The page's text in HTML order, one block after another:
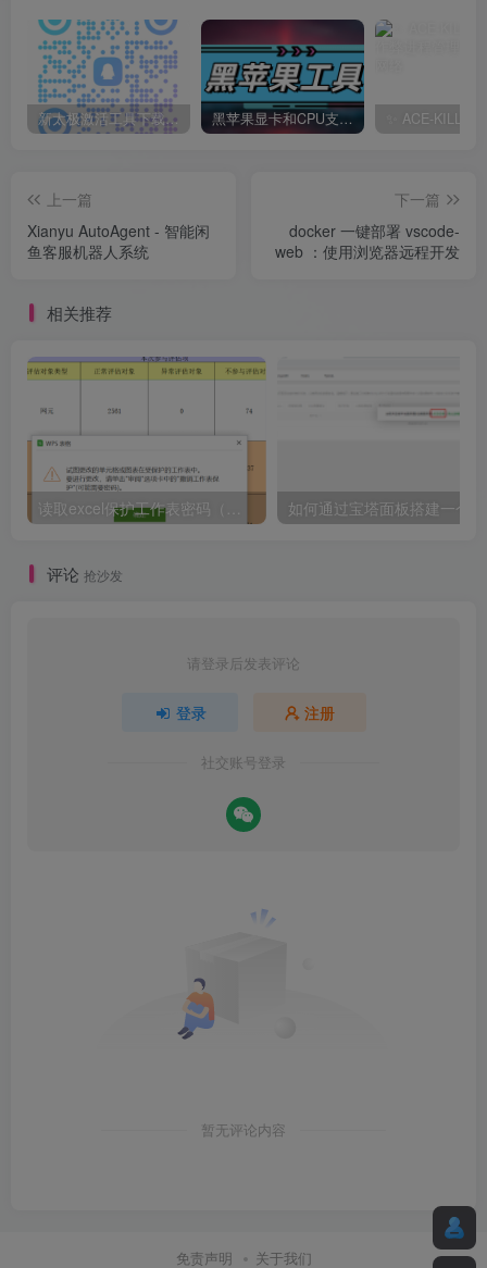
新太极激活工具下载/教程/充值/开户(QQ交流群号749113977) 黑苹果显卡和CPU支持情况以及购买硬件防踩坑指南
上一篇
Xianyu AutoAgent - 智能闲
鱼客服机器人系统
下一篇
docker 一键部署 vscode-
web ：使用浏览器远程开发
相关推荐
读取excel保护工作表密码（直接显示出密码）
评论 抢沙发
请登录后发表评论
登录 注册
社交账号登录
暂无评论内容
免责声明 关于我们